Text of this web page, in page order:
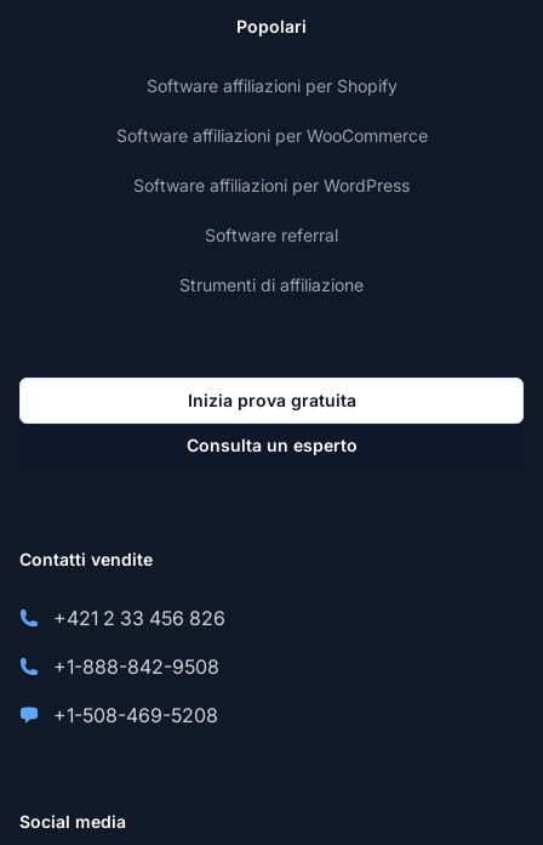
Popolari
Software affiliazioni per Shopify
Software affiliazioni per WooCommerce
Software affiliazioni per WordPress
Software referral
Strumenti di affiliazione
Inizia prova gratuita
Consulta un esperto
Contatti vendite
+421 2 33 456 826
+1-888-842-9508
+1-508-469-5208
Social media